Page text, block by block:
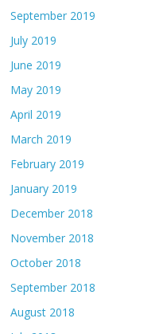
September 2019
July 2019
June 2019
May 2019
April 2019
March 2019
February 2019
January 2019
December 2018
November 2018
October 2018
September 2018
August 2018